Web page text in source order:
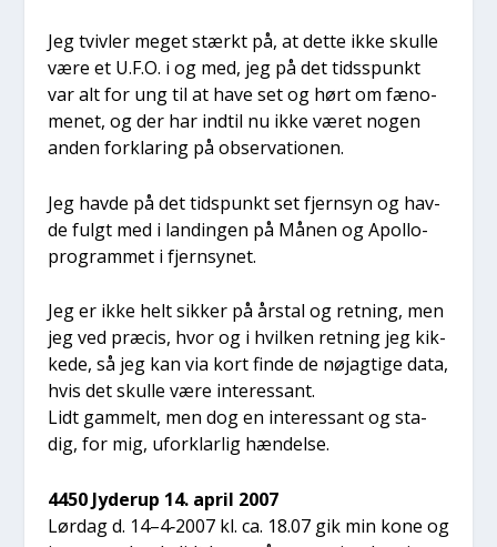
Jeg tviv­ler meget stærkt på, at det­te ikke skul­le
være et U.F.O. i og med, jeg på det tids­spunkt
var alt for ung til at have set og hørt om fæno­
me­net, og der har ind­til nu ikke været nogen
anden for­kla­ring på obser­va­tio­nen.
Jeg hav­de på det tids­punkt set fjern­syn og hav­
de fulgt med i lan­din­gen på Månen og Apol­lo-
pro­gram­met i fjern­sy­net.
Jeg er ikke helt sik­ker på års­tal og ret­ning, men
jeg ved præ­cis, hvor og i hvil­ken ret­ning jeg kik­
ke­de, så jeg kan via kort fin­de de nøj­ag­ti­ge data,
hvis det skul­le være inter­es­sant.
Lidt gam­melt, men dog en inter­es­sant og sta­
dig, for mig, ufor­klar­lig hæn­del­se.
4450 Jyderup 14. april 2007
Lør­dag d. 14–4‑2007 kl. ca. 18.07 gik min kone og